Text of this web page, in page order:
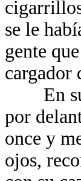
se le
gente
cargador
En su
por
once y
ojos,